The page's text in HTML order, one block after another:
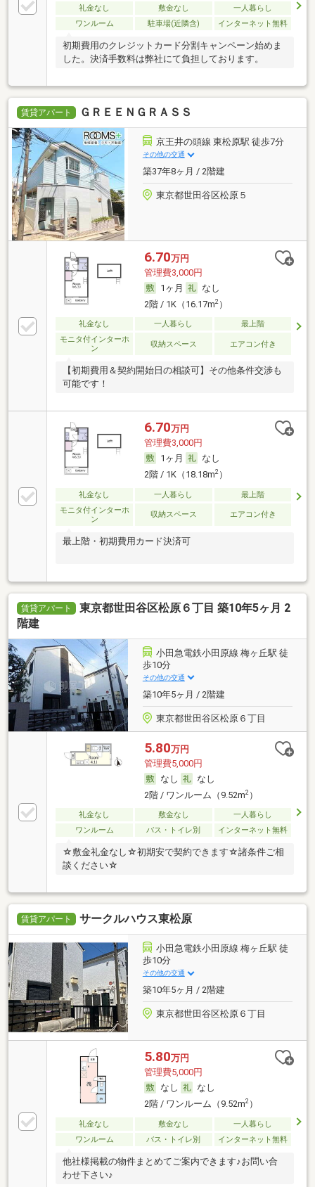
礼金なし 敷金なし
一人暮らし
ワンルーム
駐車場(近隣含) インターネット無料
初期費用のクレジットカード分割キャンペーン始めま
した。決済手数料は弊社にて負担しております。
賃貸アパート ＧＲＥＥＮＧＲＡＳＳ
京王井の頭線 東松原駅 徒歩7分
その他の交通
築37年8ヶ月 / 2階建
東京都世田谷区松原５
6.70万円
管理費3,000円
1ヶ月
なし
2階 / 1K（16.17m2）
礼金なし 一人暮らし
最上階
モニタ付インターホ
ン
収納スペース エアコン付き
【初期費用＆契約開始日の相談可】その他条件交渉も
可能です！
6.70万円
管理費3,000円
1ヶ月
なし
2階 / 1K（18.18m2）
礼金なし 一人暮らし
最上階
モニタ付インターホ
ン
収納スペース エアコン付き
最上階・初期費用カード決済可
賃貸アパート
東京都世田谷区松原６丁目 築10年5ヶ月 2
階建
小田急電鉄小田原線 梅ヶ丘駅 徒
歩10分
その他の交通
築10年5ヶ月 / 2階建
東京都世田谷区松原６丁目
5.80万円
管理費5,000円
なし
なし
2階 / ワンルーム（9.52m2）
礼金なし 敷金なし
一人暮らし
ワンルーム
バス・トイレ別 インターネット無料
☆敷金礼金なし☆初期安で契約できます☆諸条件ご相
談ください☆
賃貸アパート サークルハウス東松原
小田急電鉄小田原線 梅ヶ丘駅 徒
歩10分
その他の交通
築10年5ヶ月 / 2階建
東京都世田谷区松原６丁目
5.80万円
管理費5,000円
なし
なし
2階 / ワンルーム（9.52m2）
礼金なし 敷金なし
一人暮らし
ワンルーム
バス・トイレ別 インターネット無料
他社様掲載の物件まとめてご案内できます♪お問い合
わせ下さい♪